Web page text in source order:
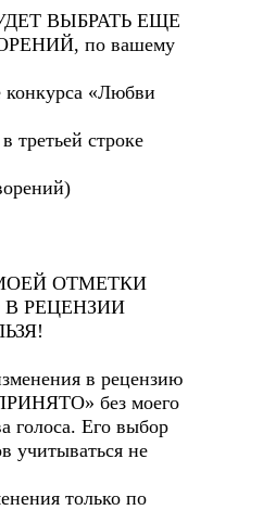
ВЫБРАТЬ ЕЩЕ
по вашему
конкурса «Любви
третьей строке
ОТМЕТКИ
РЕЦЕНЗИИ
в рецензию
без моего
голоса. Его выбор
учитываться не
только по